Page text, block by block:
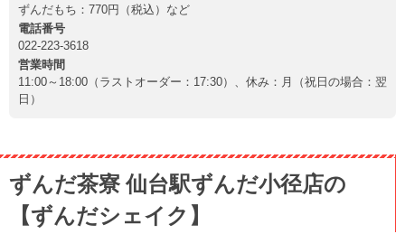
ずんだもち：770円（税込）など
電話番号
022-223-3618
営業時間
11:00～18:00（ラストオーダー：17:30）、休み：月（祝日の場合：翌
日）
ずんだ茶寮 仙台駅ずんだ小径店の
【ずんだシェイク】